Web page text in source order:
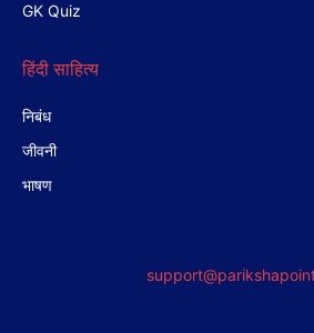
GK Quiz
हिंदी साहित्य
निबंध
जीवनी
भाषण